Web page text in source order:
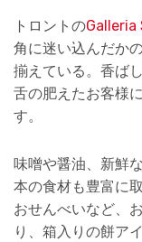
トロントのGalleria
角に迷い込んだか
揃えている。香ば
舌の肥えたお客様
す。
味噌や醤油、新鮮
本の食材も豊富に
おせんべいなど、
り、箱入りの餅ア